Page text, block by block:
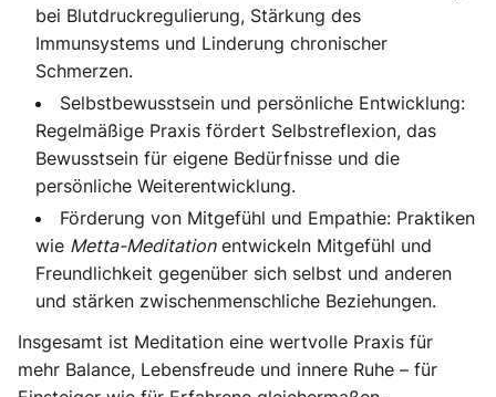
bei Blutdruckregulierung, Stärkung des
Immunsystems und Linderung chronischer
Schmerzen.
Selbstbewusstsein und persönliche Entwicklung:
Regelmäßige Praxis fördert Selbstreflexion, das
Bewusstsein für eigene Bedürfnisse und die
persönliche Weiterentwicklung.
Förderung von Mitgefühl und Empathie: Praktiken
wie Metta-Meditationentwickeln Mitgefühl und
Freundlichkeit gegenüber sich selbst und anderen
und stärken zwischenmenschliche Beziehungen.
Insgesamt ist Meditation eine wertvolle Praxis für
mehr Balance, Lebensfreude und innere Ruhe – für